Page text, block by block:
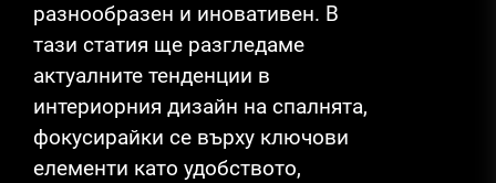
разнообразен и иновативен. В
тази статия ще разгледаме
актуалните тенденции в
интериорния дизайн на спалнята,
фокусирайки се върху ключови
елементи като удобството,